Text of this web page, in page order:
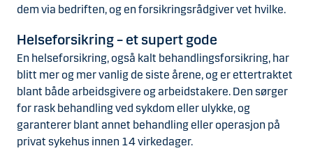
dem via bedriften, og en forsikringsrådgiver vet hvilke.
Helseforsikring – et supert gode
En helseforsikring, også kalt behandlingsforsikring, har
blitt mer og mer vanlig de siste årene, og er ettertraktet
blant både arbeidsgivere og arbeidstakere. Den sørger
for rask behandling ved sykdom eller ulykke, og
garanterer blant annet behandling eller operasjon på
privat sykehus innen 14 virkedager.